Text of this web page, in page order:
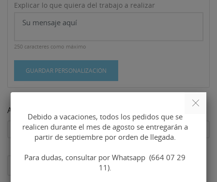
Explicar lo que quiera del trabajo a realizar
250 caracteres como máximo
GUARDAR PERSONALIZACIÓN
ACABADO
Debido a vacaciones, todos los pedidos que se
realicen durante el mes de agosto se entregarán a
partir de septiembre por orden de llegada.
Para dudas, consultar por Whatsapp (664 07 29
11).